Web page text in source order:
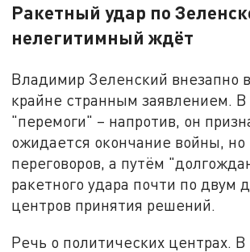
Ракетный удар по
нелегитимный ждёт
Владимир Зеленский внезапно
крайне странным заявлением. В
"перемоги" – напротив, он
ожидается окончание войны, но
переговоров, а путём
ракетного удара почти по двум
центров принятия решений.
Речь о политических центрах. В